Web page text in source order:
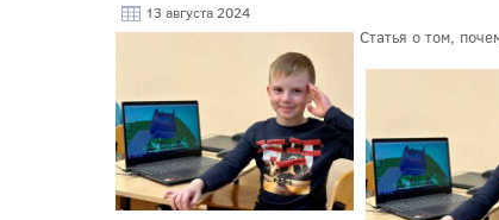
13 августа 2024
Статья о том,